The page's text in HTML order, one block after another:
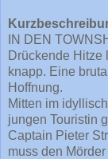
IN DEN
Drückende Hitze
knapp. Eine
Hoffnung.
Mitten im
jungen Touristin
Captain Pieter
muss den